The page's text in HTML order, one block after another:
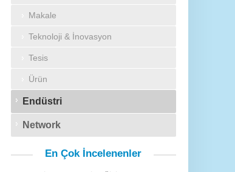
Makale
Teknoloji & İnovasyon
Tesis
Ürün
Endüstri
Network
En Çok İncelenenler